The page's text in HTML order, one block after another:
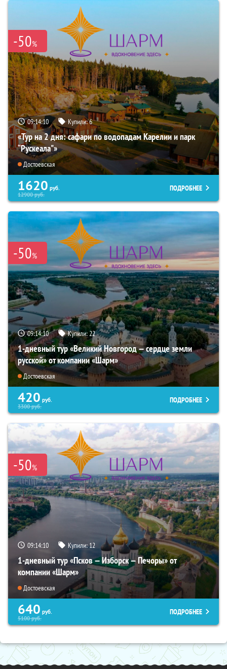
-50%
09:14:09 Купили:6
«Тур на 2 дня: сафари по водопадам Карелии и парк
“Рускеала"»
Достоевская
1620 руб.
12900руб.
ПОДРОБНЕЕ
-50%
09:14:09 Купили:22
1-дневный тур «Великий Новгород — сердце земли
русской» от компании «Шарм»
Достоевская
420 руб.
3300руб.
ПОДРОБНЕЕ
-50%
09:14:09 Купили:12
1-дневный тур «Псков — Изборск — Печоры» от
компании «Шарм»
Достоевская
640 руб.
5100руб.
ПОДРОБНЕЕ